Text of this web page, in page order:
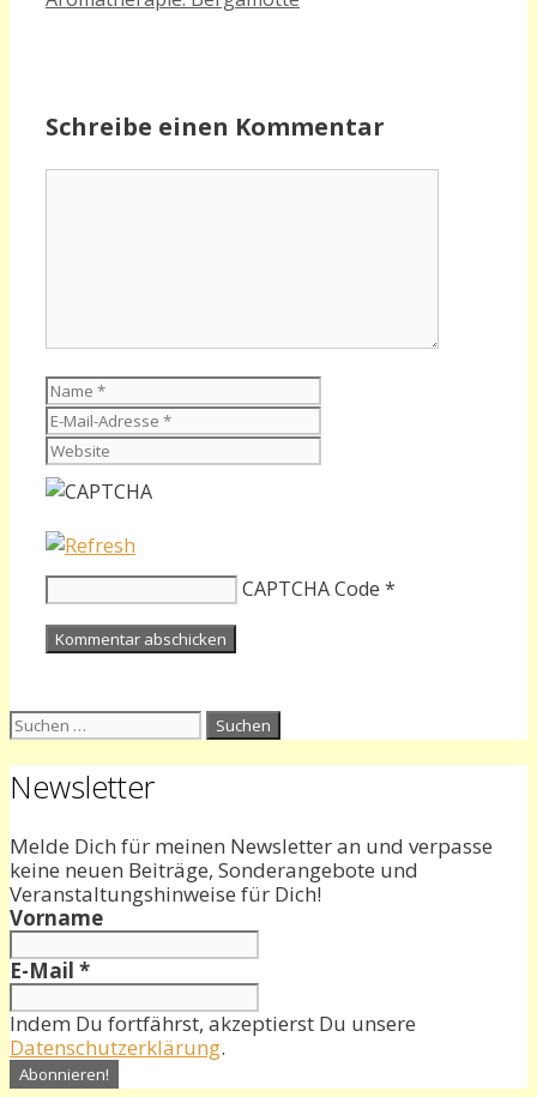
Schreibe einen Kommentar
Name
Adresse
CAPTCHA Code *
Suchen
Newsletter
Melde Dich für meinen Newsletter an und verpasse
keine neuen Beiträge, Sonderangebote und
Veranstaltungshinweise für Dich!
Vorname
E-Mail *
Indem Du fortfährst, akzeptierst Du unsere
Datenschutzerklärung.